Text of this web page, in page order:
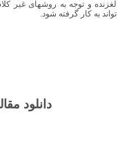
لغزنده و توجه به روشهای غیر
تواند به کار گرفته شود.
دانلود